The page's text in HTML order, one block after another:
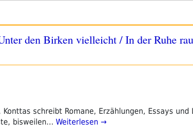
den Birken vielleicht / In der Ruhe
schreibt Romane, Erzählungen, Essays und
bisweilen… Weiterlesen →